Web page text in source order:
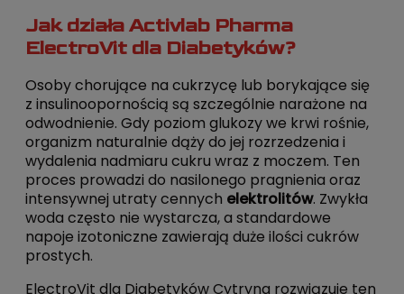
Jak działa Activlab Pharma
ElectroVit dla Diabetyków?
Osoby chorujące na cukrzycę lub borykające się
z insulinoopornością są szczególnie narażone na
odwodnienie. Gdy poziom glukozy we krwi rośnie,
organizm naturalnie dąży do jej rozrzedzenia i
wydalenia nadmiaru cukru wraz z moczem. Ten
proces prowadzi do nasilonego pragnienia oraz
intensywnej utraty cennych elektrolitów. Zwykła
woda często nie wystarcza, a standardowe
napoje izotoniczne zawierają duże ilości cukrów
prostych.
ElectroVit dla Diabetyków Cytryna rozwiązuje ten